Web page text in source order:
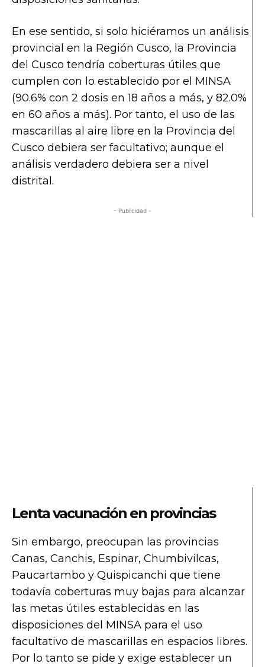
En ese sentido, si solo hiciéramos un análisis
provincial en la Región Cusco, la Provincia
del Cusco tendría coberturas útiles que
cumplen con lo establecido por el MINSA
(90.6% con 2 dosis en 18 años a más, y 82.0%
en 60 años a más). Por tanto, el uso de las
mascarillas al aire libre en la Provincia del
Cusco debiera ser facultativo; aunque el
análisis verdadero debiera ser a nivel
distrital.
- Publicidad -
Lenta vacunación en provincias
Sin embargo, preocupan las provincias
Canas, Canchis, Espinar, Chumbivilcas,
Paucartambo y Quispicanchi que tiene
todavía coberturas muy bajas para alcanzar
las metas útiles establecidas en las
disposiciones del MINSA para el uso
facultativo de mascarillas en espacios libres.
Por lo tanto se pide y exige establecer un